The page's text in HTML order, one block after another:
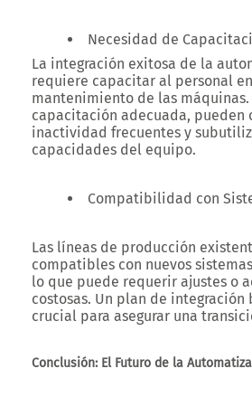
Necesidad de
La integración exitosa de la
requiere capacitar al personal
mantenimiento de las máquinas.
capacitación adecuada, pueden
inactividad frecuentes y
capacidades del equipo.
Compatibilidad con
Las líneas de producción
compatibles con nuevos
lo que puede requerir ajustes o
costosas. Un plan de integración
crucial para asegurar una
Conclusión: El Futuro de la